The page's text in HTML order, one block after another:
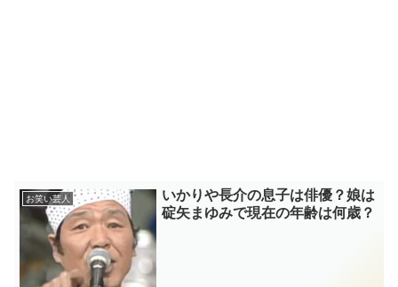
お笑い芸人
いかりや長介の息子は俳優？娘は
碇矢まゆみで現在の年齢は何歳？